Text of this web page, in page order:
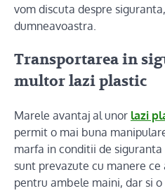
vom discuta despre
dumneavoastra.
Transportarea in
multor lazi plastic
Marele avantaj al unor lazi
permit o mai buna
marfa in conditii de
sunt prevazute cu manere
pentru ambele maini, dar si